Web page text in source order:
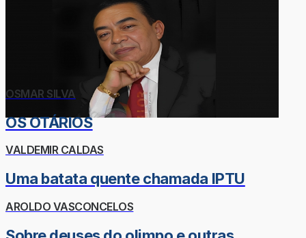
OSMAR SILVA
OS OTÁRIOS
VALDEMIR CALDAS
Uma batata quente chamada IPTU
AROLDO VASCONCELOS